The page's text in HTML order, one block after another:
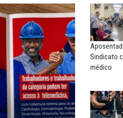
Sindicato
médico
no
SERGIO LUIZ LEITE
Saúde mental:
responsabilidade de todos
MARCOS VERLAINE
Nem reconstruir, nem
reinventar, o sindicalismo
precisa voltar...
MIGUEL TORRES